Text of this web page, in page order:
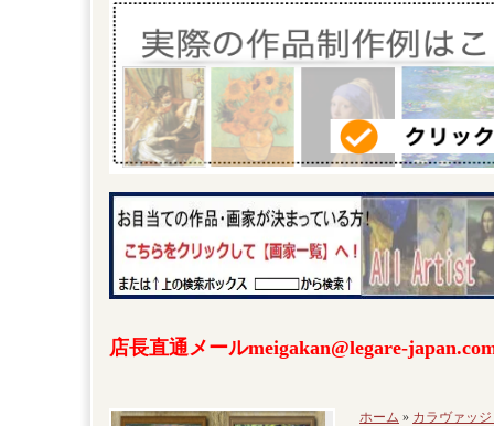
店長直通メールmeigakan@legare-
ホーム » カラヴァッ